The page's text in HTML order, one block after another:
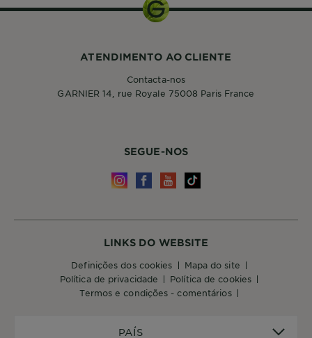
PAÍS
LINKS DO WEBSITE
definições dos cookies
mapa do site
política de privacidade
política de cookies
termos e condições - comentários
SEGUE-NOS
ATENDIMENTO AO CLIENTE
Contacta-nos
GARNIER 14, rue Royale 75008 Paris France